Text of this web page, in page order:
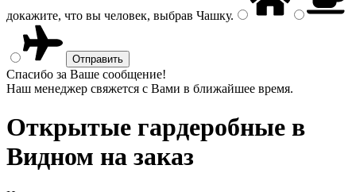
докажите, что вы человек, выбрав Чашку.
Спасибо за Ваше сообщение!
Наш менеджер свяжется с Вами в ближайшее время.
Открытые гардеробные в
Видном на заказ